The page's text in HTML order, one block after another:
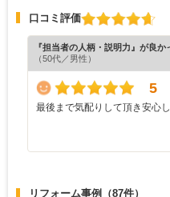
口コミ評価
『担当者の人柄・説明力』が良か
（50代／男性）
5
最後まで気配りして頂き安心
リフォーム事例 （87件）